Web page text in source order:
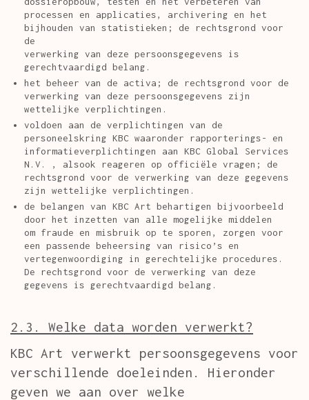
processen en applicaties, archivering en het
bijhouden van statistieken; de rechtsgrond voor
de
verwerking van deze persoonsgegevens is
gerechtvaardigd belang.
het beheer van de activa; de rechtsgrond voor de
verwerking van deze persoonsgegevens zijn
wettelijke verplichtingen.
voldoen aan de verplichtingen van de
personeelskring KBC waaronder rapporterings- en
informatieverplichtingen aan KBC Global Services
N.V. , alsook reageren op officiële vragen; de
rechtsgrond voor de verwerking van deze gegevens
zijn wettelijke verplichtingen.
de belangen van KBC Art behartigen bijvoorbeeld
door het inzetten van alle mogelijke middelen
om fraude en misbruik op te sporen, zorgen voor
een passende beheersing van risico’s en
vertegenwoordiging in gerechtelijke procedures.
De rechtsgrond voor de verwerking van deze
gegevens is gerechtvaardigd belang.
2.3. Welke data worden verwerkt?
KBC Art verwerkt persoonsgegevens voor
verschillende doeleinden. Hieronder
geven we aan over welke